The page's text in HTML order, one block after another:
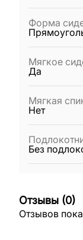
Форма
Мягкое
Да
Мягкая
Нет
Без
Отзывы (0)
Отзывов